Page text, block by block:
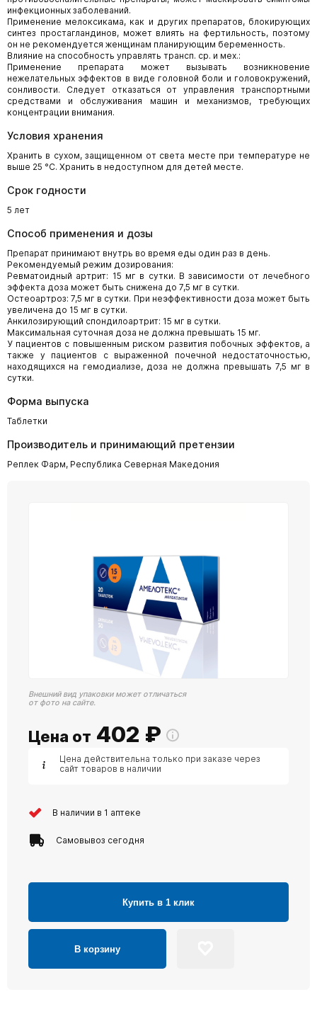
инфекционных заболеваний.
Применение мелоксикама, как и других препаратов, блокирующих
синтез простагландинов, может влиять на фертильность, поэтому
он не рекомендуется женщинам планирующим беременность.
Влияние на способность управлять трансп. ср. и мех.:
Применение препарата может вызывать возникновение
нежелательных эффектов в виде головной боли и головокружений,
сонливости. Следует отказаться от управления транспортными
средствами и обслуживания машин и механизмов, требующих
концентрации внимания.
Условия хранения
Хранить в сухом, защищенном от света месте при температуре не
выше 25 °С. Хранить в недоступном для детей месте.
Срок годности
5 лет
Способ применения и дозы
Препарат принимают внутрь во время еды один раз в день.
Рекомендуемый режим дозирования:
Ревматоидный артрит: 15 мг в сутки. В зависимости от лечебного
эффекта доза может быть снижена до 7,5 мг в сутки.
Остеоартроз: 7,5 мг в сутки. При неэффективности доза может быть
увеличена до 15 мг в сутки.
Анкилозирующий спондилоартрит: 15 мг в сутки.
Максимальная суточная доза не должна превышать 15 мг.
У пациентов с повышенным риском развития побочных эффектов, а
также у пациентов с выраженной почечной недостаточностью,
находящихся на гемодиализе, доза не должна превышать 7,5 мг в
сутки.
Форма выпуска
Таблетки
Производитель и принимающий претензии
Реплек Фарм, Республика Северная Македония
Внешний вид упаковки может отличаться
от фото на сайте.
Цена от 402 ₽
Цена действительна только при заказе через
сайт товаров в наличии
В наличии в 1 аптеке
Самовывоз сегодня
Купить в 1 клик
В корзину